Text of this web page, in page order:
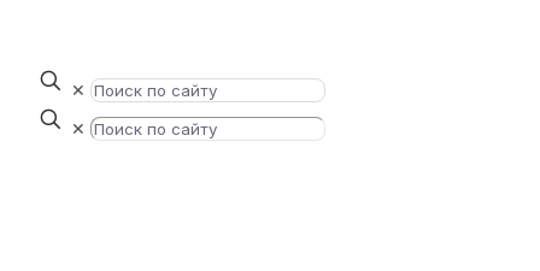
✕
✕